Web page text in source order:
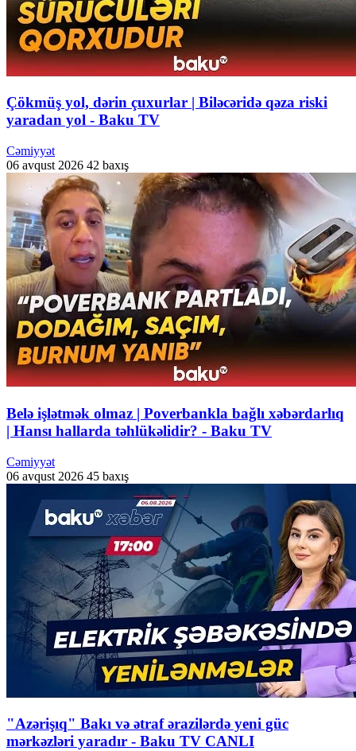
Çökmüş yol, dərin çuxurlar | Biləcəridə qəza riski
yaradan yol - Baku TV
Cəmiyyət
06 avqust 2026 42 baxış
Belə işlətmək olmaz | Poverbankla bağlı xəbərdarlıq
| Hansı hallarda təhlükəlidir? - Baku TV
Cəmiyyət
06 avqust 2026 45 baxış
"Azərişıq" Bakı və ətraf ərazilərdə yeni güc
mərkəzləri yaradır - Baku TV CANLI